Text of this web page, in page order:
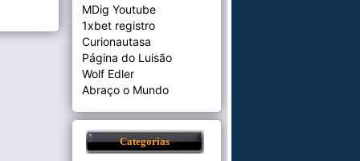
MDig Youtube
1xbet registro
Curionautasa
Página do Luisão
Wolf Edler
Abraço o Mundo
Categorias